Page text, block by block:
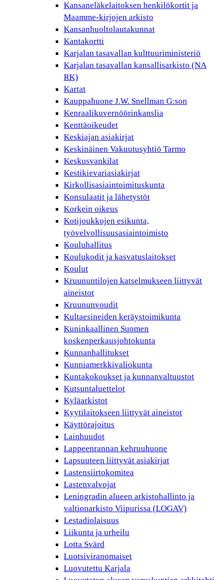
Kansaneläkelaitoksen henkilökortit ja
Maamme-kirjojen arkisto
Kansanhuoltolautakunnat
Kantakortti
Karjalan tasavallan kulttuuriministeriö
Karjalan tasavallan kansallisarkisto (NA
RK)
Kartat
Kauppahuone J.W. Snellman G:son
Kenraalikuvernöörinkanslia
Kenttäoikeudet
Keskiajan asiakirjat
Keskinäinen Vakuutusyhtiö Tarmo
Keskusvankilat
Kestikievariasiakirjat
Kirkollisasiaintoimituskunta
Konsulaatit ja lähetystöt
Korkein oikeus
Kotijoukkojen esikunta,
työvelvollisuusasiaintoimisto
Kouluhallitus
Koulukodit ja kasvatuslaitokset
Koulut
Kruununtilojen katselmukseen liittyvät
aineistot
Kruununvoudit
Kultaesineiden keräystoimikunta
Kuninkaallinen Suomen
koskenperkausjohtokunta
Kunnanhallitukset
Kunniamerkkivaliokunta
Kuntakokoukset ja kunnanvaltuustot
Kutsuntaluettelot
Kyläarkistot
Kyytilaitokseen liittyvät aineistot
Käyttörajoitus
Lainhuudot
Lappeenrannan kehruuhuone
Lapsuuteen liittyvät asiakirjat
Lastensiirtokomitea
Lastenvalvojat
Leningradin alueen arkistohallinto ja
valtionarkisto Viipurissa (LOGAV)
Lestadiolaisuus
Liikunta ja urheilu
Lotta Svärd
Luotsiviranomaiset
Luovutettu Karjala